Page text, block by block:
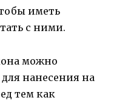
иметь
с ними.
можно
нанесения на
тем как